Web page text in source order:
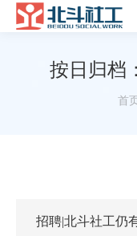
按日归档：
你
首页
招聘|北斗社工仍